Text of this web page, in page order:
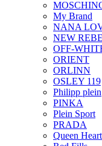
My Brand
NANA
NEW
OFF-
ORIENT
ORLINN
OSLEY 119
Philipp plein
PINKA
Plein Sport
PRADA
Queen